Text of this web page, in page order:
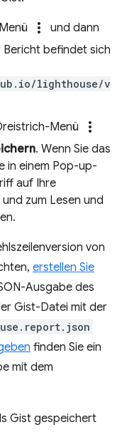
more_vert
und dann
Bericht befindet sich
lighthouse/v
Menü
more_vert
. Wenn Sie das
in einem Pop-up-
auf Ihre
zum Lesen und
von
erstellen Sie
Ausgabe des
Gist-Datei mit der
finden Sie ein
mit dem
Gist gespeichert